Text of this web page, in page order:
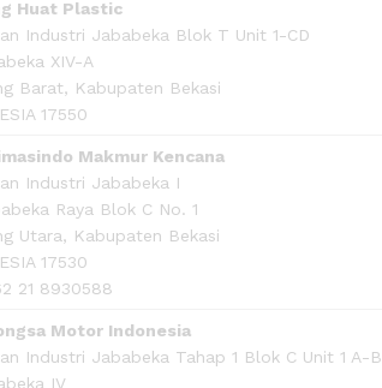
Huat Plastic
Industri Jababeka Blok T Unit 1-CD
XIV-A
Barat, Kabupaten Bekasi
17550
Makmur Kencana
Industri Jababeka I
Raya Blok C No. 1
Utara, Kabupaten Bekasi
17530
21 8930588
Motor Indonesia
Industri Jababeka Tahap 1 Blok C Unit 1 A-B
IV